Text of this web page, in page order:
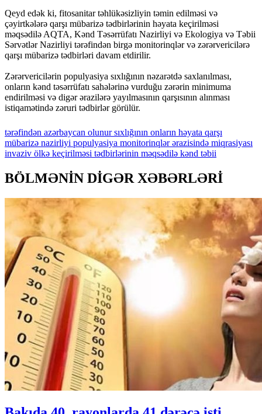
Qeyd edək ki, fitosanitar təhlükəsizliyin təmin edilməsi və
çəyirtkələrə qarşı mübarizə tədbirlərinin həyata keçirilməsi
məqsədilə AQTA, Kənd Təsərrüfatı Nazirliyi və Ekologiya və Təbii
Sərvətlər Nazirliyi tərəfindən birgə monitorinqlər və zərərvericilərə
qarşı mübarizə tədbirləri davam etdirilir.
Zərərvericilərin populyasiya sıxlığının nəzarətdə saxlanılması,
onların kənd təsərrüfatı sahələrinə vurduğu zərərin minimuma
endirilməsi və digər ərazilərə yayılmasının qarşısının alınması
istiqamətində zəruri tədbirlər görülür.
tərəfindən azərbaycan olunursıxlığının onların həyata qarşı
mübarizə nazirliyi populyasiya monitorinqlərərazisində miqrasiyası
invaziv ölkə keçirilməsi tədbirlərinin məqsədilə kənd təbii
BÖLMƏNİN DİGƏR XƏBƏRLƏRİ